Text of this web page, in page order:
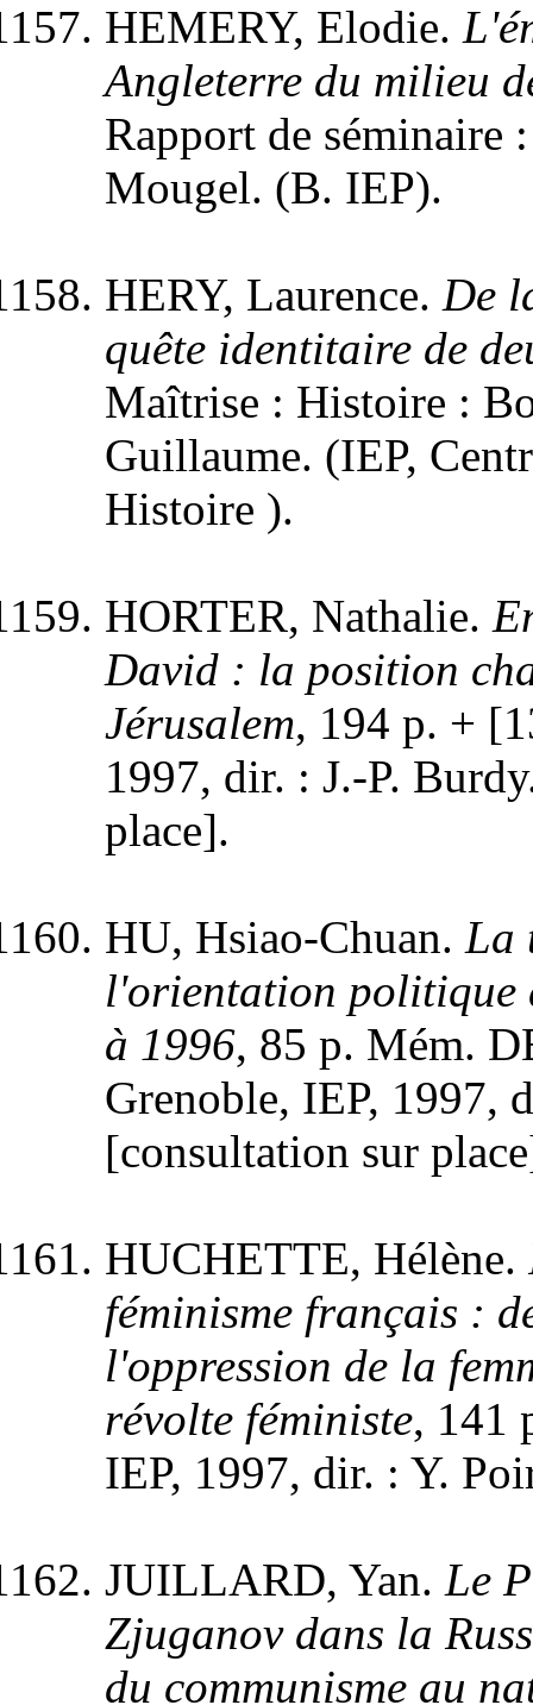
HEMERY, Elodie.
Angleterre du milieu
Rapport de séminaire
Mougel. (B. IEP).
HERY, Laurence. De
quête identitaire de
Maîtrise : Histoire :
Guillaume. (IEP,
Histoire ).
HORTER, Nathalie.
David : la position
Jérusalem, 194 p. +
1997, dir. : J.-P.
place].
HU, Hsiao-Chuan. La
l'orientation politique
à 1996, 85 p. Mém.
Grenoble, IEP, 1997,
[consultation sur
HUCHETTE, Hélène.
féminisme français :
l'oppression de la
révolte féministe, 141
IEP, 1997, dir. : Y.
JUILLARD, Yan. Le
Zjuganov dans la
du communisme au